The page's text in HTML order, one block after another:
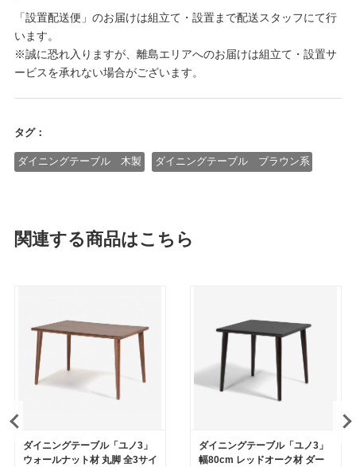
「設置配送便」のお届けは組立て・設置まで配送スタッフにて行
います。
※誠に恐れ入りますが、離島エリアへのお届けは組立て・設置サ
ービスを承れない場合がございます。
タグ：
ダイニングテーブル 木製 ダイニングテーブル ブラウン系
関連する商品はこちら
ダイニングテーブル「ユノ3」
ウォールナット材 丸脚 全3サイ
ダイニングテーブル「ユノ3」
幅80cm レッドオーク材 ダー